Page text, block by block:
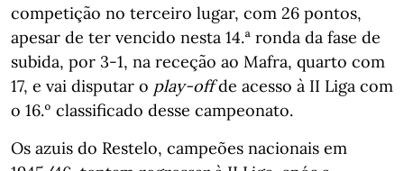
competição no terceiro lugar, com 26 pontos,
apesar de ter vencido nesta 14.ª ronda da fase de
subida, por 3-1, na receção ao Mafra, quarto com
17, e vai disputar o play-offde acesso à II Liga com
o 16.º classificado desse campeonato.
Os azuis do Restelo, campeões nacionais em